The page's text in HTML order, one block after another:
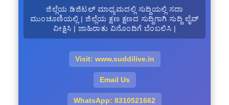
ಜಿಲ್ಲೆಯ ಡಿಜಿಟಲ್ ಮಾಧ್ಯಮದಲ್ಲಿ ಸುದ್ದಿಯಲ್ಲಿ ಸದಾ
ಮುಂಚೂಣಿಯಲ್ಲಿ | ಜಿಲ್ಲೆಯ ಕ್ಷಣ ಕ್ಷಣದ ಸುದ್ದಿಗಾಗಿ ಸುದ್ದಿ ಲೈವ್
ವೀಕ್ಷಿಸಿ | ಜಾಹಿರಾತು ವಿನೊಂದಿಗೆ ಬೆಂಬಲಿಸಿ |
Visit: www.suddilive.in
Email Us
WhatsApp: 8310521662